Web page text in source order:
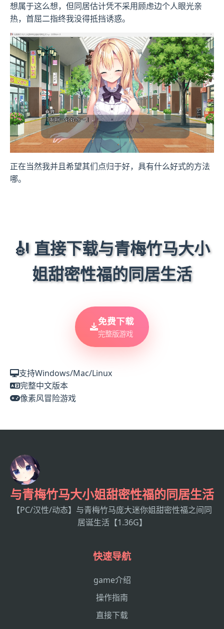
想属于这么想，但同居估计凭不采用顾虑边个人眼光亲
热，首屈二指终我没得抵挡诱惑。
正在当然我并且希望其们点归于好，具有什么好式的方法
哪。
🎻 直接下载与青梅竹马大小
姐甜密性福的同居生活
免费下载
完整版游戏
支持Windows/Mac/Linux
完整中文版本
像素风冒险游戏
与青梅竹马大小姐甜密性福的同居生活
【PC/汉性/动态】与青梅竹马庞大迷你姐甜密性福之间同
居诞生活【1.36G】
快速导航
game介绍
操作指南
直接下载